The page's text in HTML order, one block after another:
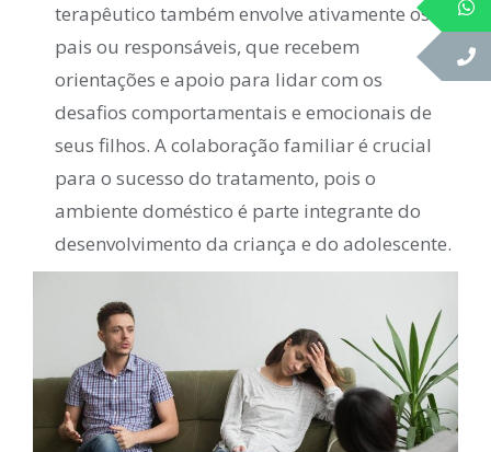
terapêutico também envolve ativamente os
pais ou responsáveis, que recebem
orientações e apoio para lidar com os
desafios comportamentais e emocionais de
seus filhos. A colaboração familiar é crucial
para o sucesso do tratamento, pois o
ambiente doméstico é parte integrante do
desenvolvimento da criança e do adolescente.